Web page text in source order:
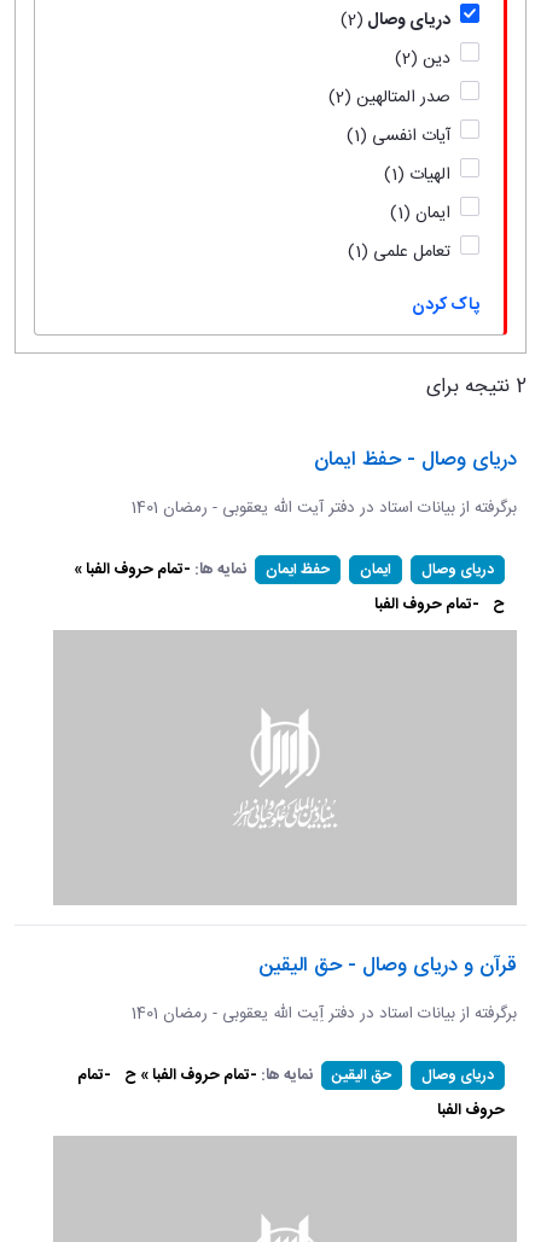
دریای وصال (2)
دین (2)
صدر المتالهین (2)
آیات انفسی (1)
الهیات (1)
ایمان (1)
تعامل علمی (1)
پاک کردن
2 نتیجه برای
دریای وصال - حفظ ایمان
برگرفته از بیانات استاد در دفتر آیت الله یعقوبی - رمضان 1401
دریای وصال ایمان حفظ ایمان نمایه ها: -تمام حروف الفبا »
ح -تمام حروف الفبا
قرآن و دریای وصال - حق الیقین
برگرفته از بیانات استاد در دفتر آِیت الله یعقوبی - رمضان 1401
دریای وصال حق الیقین نمایه ها: -تمام حروف الفبا » ح -تمام
حروف الفبا